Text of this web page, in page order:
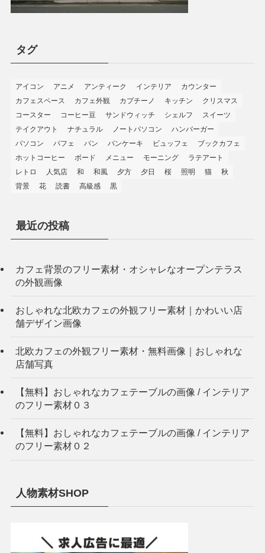
タグ
アイコン アニメ アンティーク インテリア
カウンター
カフェスペース
カフェ外観 カプチーノ キッチン
クリスマス
コースター
コーヒー豆 サンドウィッチ シェルフ
スイーツ
テイクアウト
ナチュラル ノートパソコン
ハンバーガー
パソコン
パフェ パン パンケーキ ビュッフェ
ブックカフェ
ホットコーヒー
ボード メニュー モーニング
ラテアート
レトロ
人気店 和 和風 夕方 夕日 桜 照明 猫
秋
背景
花 読書 高級感 黒
最近の投稿
カフェ背景のフリー素材・オシャレなオープンテラス
の外観画像
おしゃれな北欧カフェの外観フリー素材｜かわいい店
舗デザイン画像
北欧カフェの外観フリー素材・無料画像｜おしゃれな
店舗写真
【無料】おしゃれなカフェテーブルの画像 / インテリア
のフリー素材０３
【無料】おしゃれなカフェテーブルの画像 / インテリア
のフリー素材０２
人物素材SHOP